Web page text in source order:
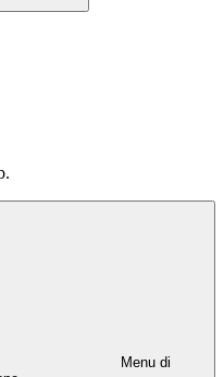
Menu di